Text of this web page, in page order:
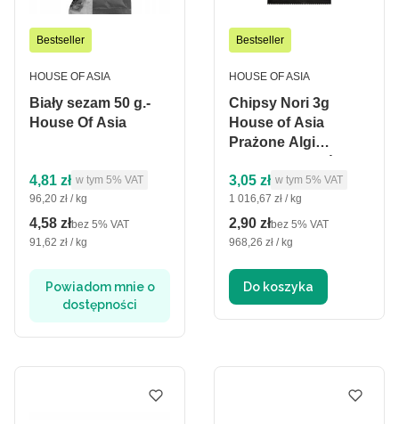
Bestseller
Biały sezam 50 g.-
House Of Asia
PRODUCENT
HOUSE OF ASIA
Cena brutto
4,81 zł w tym %s VAT
w tym 5% VAT
Cena jednostkowa brutto
96,20 zł / kg
Cena netto
4,58 złbez 5% VAT
Cena jednostkowa netto
91,62 zł / kg
Powiadom mnie o
dostępności
Bestseller
Chipsy Nori 3g
House of Asia
Prażone Algi
bez Glutenu Snack
PRODUCENT
HOUSE OF ASIA
Cena brutto
3,05 zł w tym %s VAT
w tym 5% VAT
Cena jednostkowa brutto
1 016,67 zł / kg
Cena netto
2,90 złbez 5% VAT
Cena jednostkowa netto
968,26 zł / kg
Do koszyka